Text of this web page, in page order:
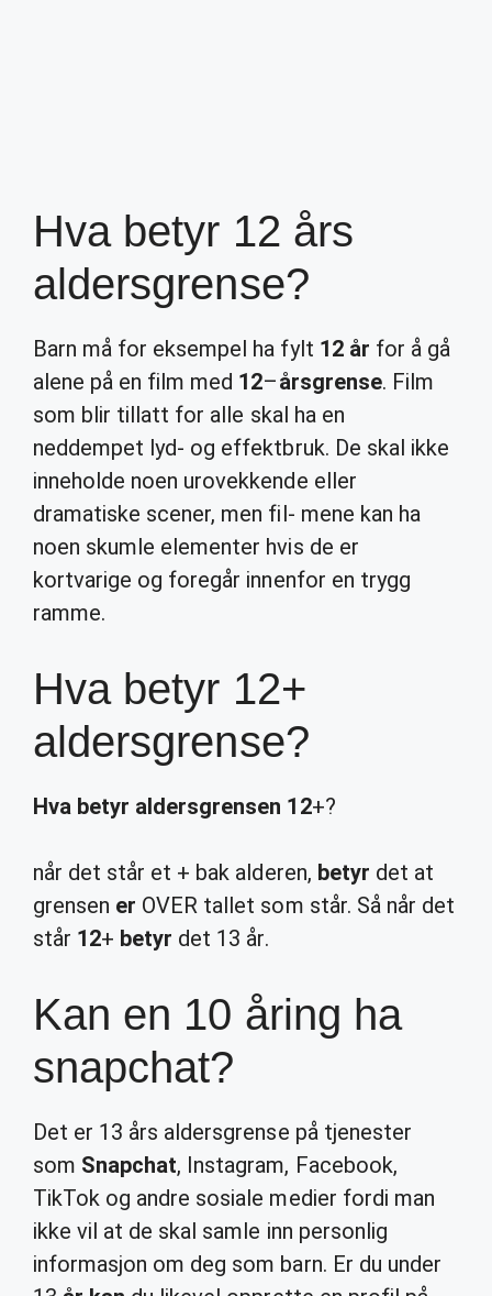
Hva betyr 12 års
aldersgrense?
Barn må for eksempel ha fylt 12 år for å gå
alene på en film med 12–årsgrense. Film
som blir tillatt for alle skal ha en
neddempet lyd- og effektbruk. De skal ikke
inneholde noen urovekkende eller
dramatiske scener, men fil- mene kan ha
noen skumle elementer hvis de er
kortvarige og foregår innenfor en trygg
ramme.
Hva betyr 12+
aldersgrense?
Hva betyr aldersgrensen 12+?
når det står et + bak alderen, betyr det at
grensen er OVER tallet som står. Så når det
står 12+ betyr det 13 år.
Kan en 10 åring ha
snapchat?
Det er 13 års aldersgrense på tjenester
som Snapchat, Instagram, Facebook,
TikTok og andre sosiale medier fordi man
ikke vil at de skal samle inn personlig
informasjon om deg som barn. Er du under